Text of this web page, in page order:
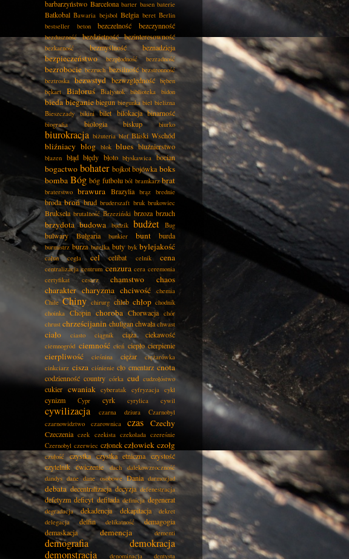
barbarzyństwo Barcelona barter basen baterie
Batkobal Bawaria bejsbol Belgia beret Berlin
bestseller
beton bezczelność bezczynność
bezduszność bezdzietność bezinteresowność
bezkarność bezmyślność beznadzieja
bezpieczeństwo bezpłodność bezradność
bezrobocie bezruch bezsilność bezstronność
beztroska bezwstyd bezwzględność bęben
bękart
Białoruś Białystok biblioteka bidon
bieda bieganie biegun biegunka biel bielizna
Bieszczady
bikini bilet bilokacja binarność
biografia biologia biskup biurko
biurokracja biżuteria blef Bliski Wschód
bliźniacy blog blok blues bluźnierstwo
błazen błąd błędy błoto błyskawica bocian
bogactwo bohater bojkot bojówka boks
bomba Bóg bóg futbolu ból bramkarz brat
braterstwo brawura Brazylia brąz brednie
broda broń brud bruderszaft bruk brukowiec
Bruksela brutalność Brzeziński brzoza brzuch
brzydota budowa budzik budżet Bug
bulwary Bułgaria bunkier bunt burda
burmistrz burza butelka buty byk bylejakość
całun cegła cel celibat celnik cena
centralizacja centrum cenzura cera ceremonia
certyfikat
cesarz chamstwo
chaos
charakter charyzma chciwość
chemia
Chile Chiny chirurg chleb chłop chodnik
choinka Chopin choroba Chorwacja chór
chrust chrześcijanin chuligan chwała chwast
ciało ciasto ciągnik ciąża ciekawość
ciemnogród ciemność cień ciepło cierpienie
cierpliwość cieśnina ciężar
ciężarówka
cinkciarz cisza ciśnienie cło cmentarz cnota
codzienność country córka cud cudzołóstwo
cukier cwaniak cyberatak cyfryzacja cykl
cynizm Cypr cyrk cyrylica cywil
cywilizacja czarna dziura
Czarnobyl
czarnowidztwo
czarownica czas Czechy
Czeczenia czek czekista czekolada czereśnie
Czernobyl czerwiec członek człowiek czołg
czułość czystka czystka etniczna czystość
czytelnik ćwiczenie dach
dalekowzroczność
dandys dane dane osobowe Dania darmozjad
debata decentralizacja decyzja defenestracja
defetyzm deficyt defilada definicja degenerat
degradacja dekadencja dekapitacja
dekret
delegacja
delfin delikatność
demagogia
demaskacja
demencja dementi
demografia
demokracja
demonstracja
denominacja dentysta